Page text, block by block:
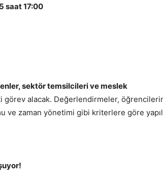
saat 17:00
sektör temsilcileri ve meslek
görev alacak. Değerlendirmeler,
ve zaman yönetimi gibi kriterlere göre